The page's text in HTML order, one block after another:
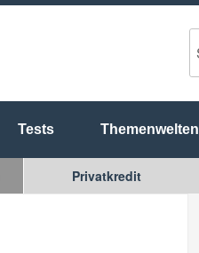
Tests Themenwelten
Privatkredit